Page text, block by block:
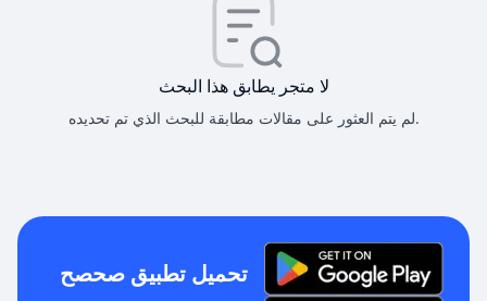
لا متجر يطابق هذا البحث
لم يتم العثور على مقالات مطابقة للبحث الذي تم تحديده.
تحميل تطبيق صحصح